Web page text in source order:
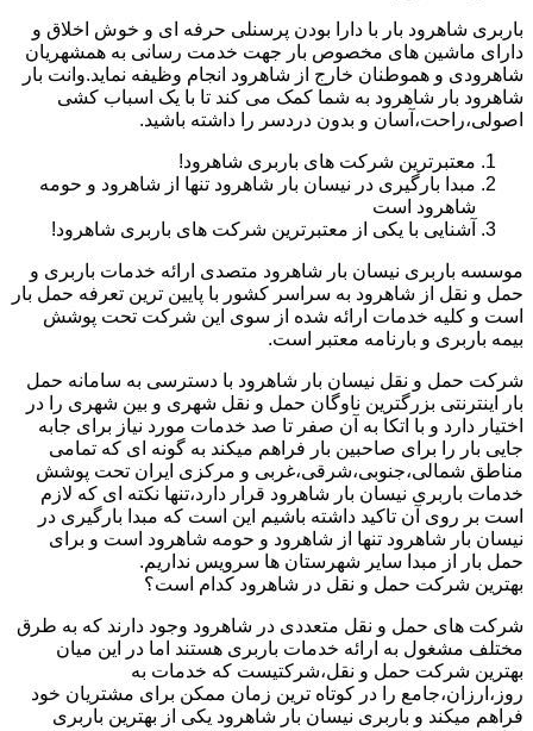
باربری شاهرود بار با دارا بودن پرسنلی حرفه ای و خوش اخلاق و
دارای ماشین های مخصوص بار جهت خدمت رسانی به همشهریان
شاهرودی و هموطنان خارج از شاهرود انجام وظیفه نماید.وانت بار
شاهرود بار شاهرود به شما کمک می کند تا با یک اسباب کشی
اصولی،راحت،آسان و بدون دردسر را داشته باشید.
معتبرترین شرکت های باربری شاهرود!
مبدا بارگیری در نیسان بار شاهرود تنها از شاهرود و حومه
شاهرود است
آشنایی با یکی از معتبرترین شرکت های باربری شاهرود!
موسسه باربری نیسان بار شاهرود متصدی ارائه خدمات باربری و
حمل و نقل از شاهرود به سراسر کشور با پایین ترین تعرفه حمل بار
است و کلیه خدمات ارائه شده از سوی این شرکت تحت پوشش
بیمه باربری و بارنامه معتبر است.
شرکت حمل و نقل نیسان بار شاهرود با دسترسی به سامانه حمل
بار اینترنتی بزرگترین ناوگان حمل و نقل شهری و بین شهری را در
اختیار دارد و با اتکا به آن صفر تا صد خدمات مورد نیاز برای جابه
جایی بار را برای صاحبین بار فراهم میکند به گونه ای که تمامی
مناطق شمالی،جنوبی،شرقی،غربی و مرکزی ایران تحت پوشش
خدمات باربری نیسان بار شاهرود قرار دارد،تنها نکته ای که لازم
است بر روی آن تاکید داشته باشیم این است که مبدا بارگیری در
نیسان بار شاهرود تنها از شاهرود و حومه شاهرود است و برای
حمل بار از مبدا سایر شهرستان ها سرویس نداریم.
بهترین شرکت حمل و نقل در شاهرود کدام است؟
شرکت های حمل و نقل متعددی در شاهرود وجود دارند که به طرق
مختلف مشغول به ارائه خدمات باربری هستند اما در این میان
بهترین شرکت حمل و نقل،شرکتیست که خدمات به
روز،ارزان،جامع را در کوتاه ترین زمان ممکن برای مشتریان خود
فراهم میکند و باربری نیسان بار شاهرود یکی از بهترین باربری